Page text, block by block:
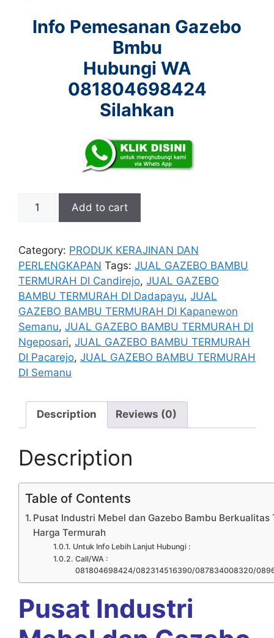
Info Pemesanan Gazebo
Bmbu
Hubungi WA
081804698424
Silahkan
GAZEBO
TERMURAH
DI
KAPANEWON
SEMANU
GUNUNGKIDUL
quantity
Add to cart
Category: PRODUK KERAJINAN DAN
PERLENGKAPAN Tags: JUAL GAZEBO BAMBU
TERMURAH DI Candirejo, JUAL GAZEBO
BAMBU TERMURAH DI Dadapayu, JUAL
GAZEBO BAMBU TERMURAH DI Kapanewon
Semanu, JUAL GAZEBO BAMBU TERMURAH DI
Ngeposari, JUAL GAZEBO BAMBU TERMURAH
DI Pacarejo, JUAL GAZEBO BAMBU TERMURAH
DI Semanu
Description Reviews (0)
Description
Table of Contents
Pusat Industri Mebel dan Gazebo Bambu Berkualitas
Harga Termurah
Untuk Info Lebih Lanjut Hubungi :
Call/WA :
081804698424/082314516390/087834008320/
Pusat Industri